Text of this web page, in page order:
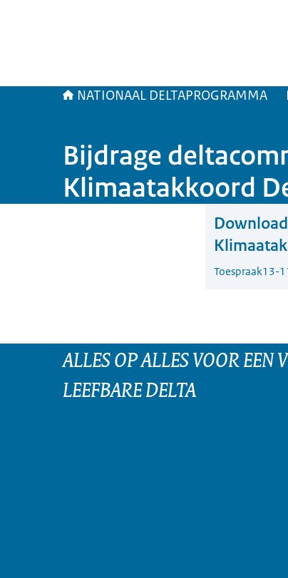
NATIONAAL DELTAPROGRAMMA
Bijdrage
Klimaatakkoord
Toespraak13-
ALLES OP ALLES VOOR EEN
LEEFBARE DELTA